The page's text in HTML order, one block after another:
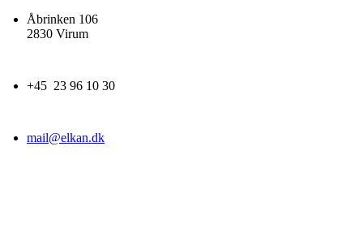
Åbrinken 106
2830 Virum
+45 23 96 10 30
mail@elkan.dk